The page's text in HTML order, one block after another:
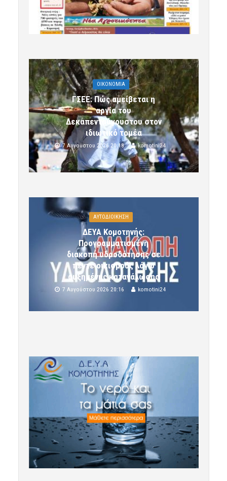
OIKONOMIA
ΓΣΕΕ: Πώς αμείβεται η
αργία του
Δεκαπενταύγουστου στον
ιδιωτικό τομέα
7 Αυγούστου 2026 20:18 komotini24
ΑΥΤΟΔΙΟΙΚΗΣΗ
ΔΕΥΑ Κομοτηνής:
Προγραμματισμένη
διακοπή υδροδότησης σε
πέντε οικισμούς λόγω
αυξημένης κατανάλωσης
7 Αυγούστου 2026 20:16 komotini24